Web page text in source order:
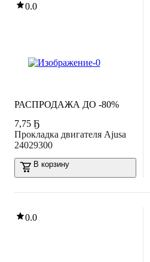
0.0
РАСПРОДАЖА ДО -80%
7,75 Ҕ
Прокладка двигателя Ajusa
24029300
В корзину
0.0